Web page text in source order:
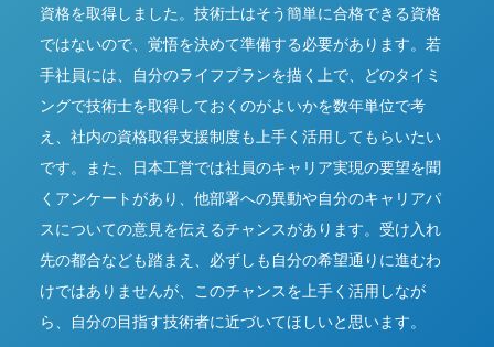
資格を取得しました。技術士はそう簡単に合格できる資格
ではないので、覚悟を決めて準備する必要があります。若
手社員には、自分のライフプランを描く上で、どのタイミ
ングで技術士を取得しておくのがよいかを数年単位で考
え、社内の資格取得支援制度も上手く活用してもらいたい
です。また、日本工営では社員のキャリア実現の要望を聞
くアンケートがあり、他部署への異動や自分のキャリアパ
スについての意見を伝えるチャンスがあります。受け入れ
先の都合なども踏まえ、必ずしも自分の希望通りに進むわ
けではありませんが、このチャンスを上手く活用しなが
ら、自分の目指す技術者に近づいてほしいと思います。